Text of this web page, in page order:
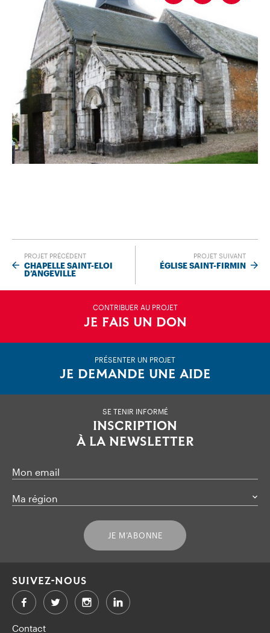
PROJET PRÉCÉDENT
CHAPELLE SAINT-ELOI
D’ANGEVILLE
PROJET SUIVANT
ÉGLISE SAINT-FIRMIN
CONTRIBUER AU PROJET
JE FAIS UN DON
PRÉSENTER UN PROJET
JE DEMANDE UNE AIDE
SE TENIR INFORMÉ
INSCRIPTION
À LA NEWSLETTER
Mon email
Ma région
JE M’ABONNE
Contact
SUIVEZ-NOUS
FacebookTwitter LinkedIn